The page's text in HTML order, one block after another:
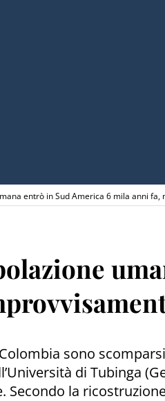
entrò in Sud America 6 mila anni
sono
di Tubinga
Secondo la